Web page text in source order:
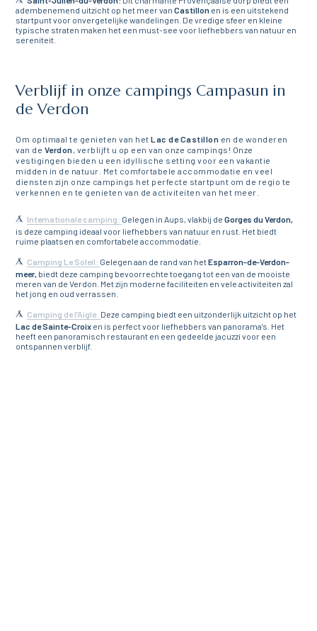
adembenemend uitzicht op het meer vanCastillon en is een uitstekend
startpunt voor onvergetelijke wandelingen. De vredige sfeer en kleine
typische straten maken het een must-see voor liefhebbers van natuur en
sereniteit.
Verblijf in onze campings Campasun in
de Verdon
Om optimaal te genieten van hetLac de Castillon en de wonderen
van de Verdon, verblijft u op een van onze campings! Onze
vestigingen bieden u een idyllische setting voor een vakantie
midden in de natuur. Met comfortabele accommodatie en veel
diensten zijn onze campings het perfecte startpunt om de regio te
verkennen en te genieten van de activiteiten van het meer.
Internationale camping: Gelegen in Aups, vlakbij de Gorges du Verdon,
is deze camping ideaal voor liefhebbers van natuur en rust. Het biedt
ruime plaatsen en comfortabele accommodatie.
Camping Le Soleil: Gelegen aan de rand van hetEsparron-de-Verdon-
meer, biedt deze camping bevoorrechte toegang tot een van de mooiste
meren van de Verdon. Met zijn moderne faciliteiten en vele activiteiten zal
het jong en oud verrassen.
Camping de l’Aigle: Deze camping biedt een uitzonderlijk uitzicht op het
Lac de Sainte-Croix en is perfect voor liefhebbers van panorama’s. Het
heeft een panoramisch restaurant en een gedeelde jacuzzi voor een
ontspannen verblijf.